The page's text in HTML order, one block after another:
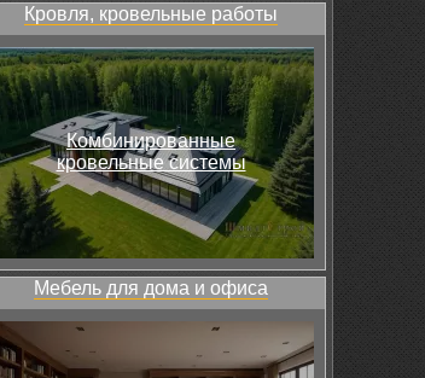
Кровля, кровельные работы
Комбинированные
кровельные системы
Мебель для дома и офиса